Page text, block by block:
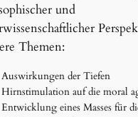
und
Themen:
Auswirkungen der Tiefen
Hirnstimulation auf die moral
Entwicklung eines Masses für